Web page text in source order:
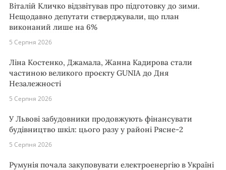
Віталій Кличко відзвітував про підготовку до зими.
Нещодавно депутати стверджували, що план
виконаний лише на 6%
5 Серпня 2026
Ліна Костенко, Джамала, Жанна Кадирова стали
частиною великого проєкту GUNIA до Дня
Незалежності
5 Серпня 2026
У Львові забудовники продовжують фінансувати
будівництво шкіл: цього разу у районі Рясне-2
5 Серпня 2026
Румунія почала закуповувати електроенергію в Україні